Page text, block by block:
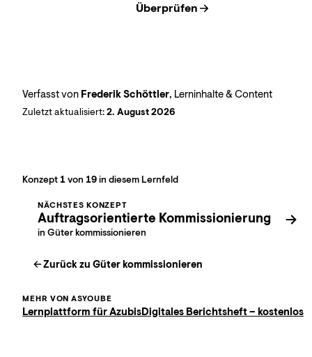
Überprüfen
Verfasst von Frederik Schöttler, Lerninhalte & Content
Zuletzt aktualisiert:2. August 2026
Konzept 1von 19in diesem Lernfeld
NÄCHSTES KONZEPT
Auftragsorientierte Kommissionierung
in Güter kommissionieren
Zurück zuGüter kommissionieren
MEHR VON ASYOUBE
Lernplattform für AzubisDigitales Berichtsheft – kostenlos